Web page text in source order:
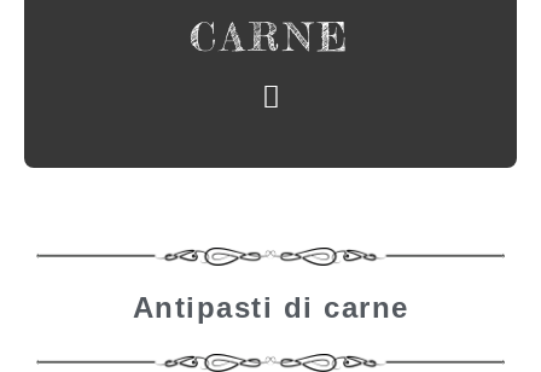
CARNE
Antipasti di carne